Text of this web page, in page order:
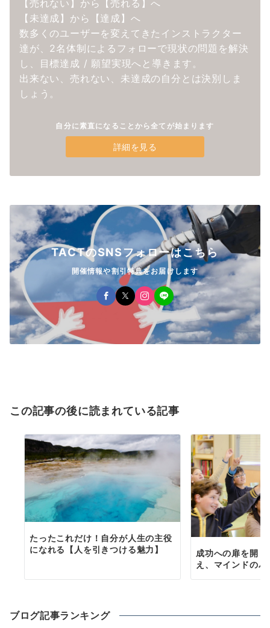
【売れない】から【売れる】へ
【未達成】から【達成】へ
数多くのユーザーを変えてきたインストラクター
達が、2名体制によるフォローで現状の問題を解決
し、目標達成 / 願望実現へと導きます。
出来ない、売れない、未達成の自分とは決別しま
しょう。
自分に素直になることから全てが始まります
詳細を見る
TACTのSNSフォローはこちら
開催情報や割引特典をお届けします
この記事の後に読まれている記事
たったこれだけ！自分が人生の主役
になれる【人を引きつける魅力】
成功への扉を開
え、マインドのパ
ブログ記事ランキング